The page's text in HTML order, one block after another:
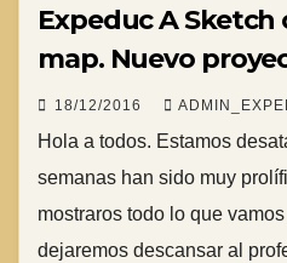
Expeduc A
map. Nuevo
18/12/2016
Hola a todos. Estamos
semanas han sido muy
mostraros todo lo que
dejaremos descansar al